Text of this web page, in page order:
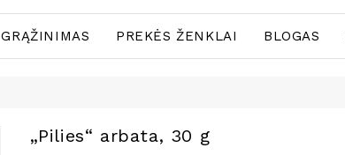
GRĄŽINIMAS PREKĖS ŽENKLAI BLOGAS
„Pilies“ arbata, 30 g